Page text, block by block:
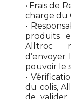
• Frais de
charge du
•
produits
Alltroc
pouvoir le
•
du colis,